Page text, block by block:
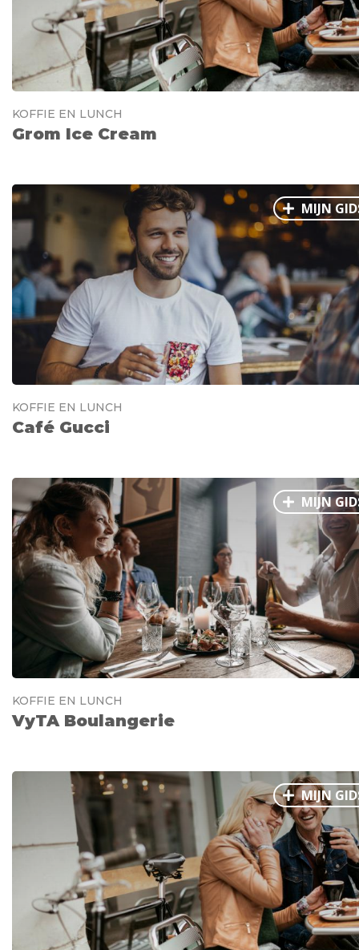
KOFFIE EN LUNCH
Grom Ice Cream
MIJN
KOFFIE EN LUNCH
Café Gucci
MIJN
KOFFIE EN LUNCH
VyTA Boulangerie
MIJN